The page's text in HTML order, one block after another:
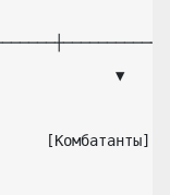
[Комбатанты]